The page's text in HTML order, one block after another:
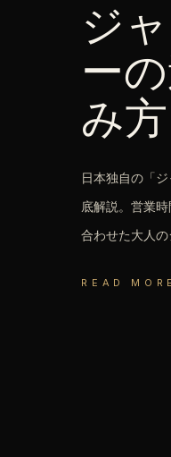
ジ
ー
み
日本独自の「
底解説。営業
合わせた大人
READ